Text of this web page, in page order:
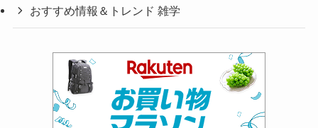
おすすめ情報＆トレンド 雑学